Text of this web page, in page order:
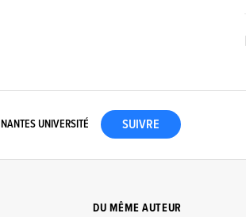
NANTES UNIVERSITÉ
DU MÊME AUTEUR